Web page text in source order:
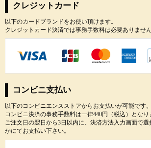
クレジットカード
以下のカードブランドをお使い頂けます。
クレジットカード決済では事務手数料は必要ありません
コンビニ支払い
以下のコンビニエンスストアからお支払いが可能です。
コンビニ決済の事務手数料は一律440円（税込）となり
ご注文日の翌日から3日以内に、決済方法入力画面で
かにてお支払い下さい。